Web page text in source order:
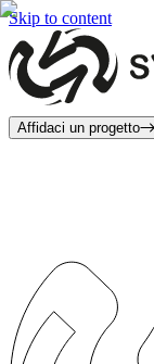
Skip to content
Affidaci un progetto